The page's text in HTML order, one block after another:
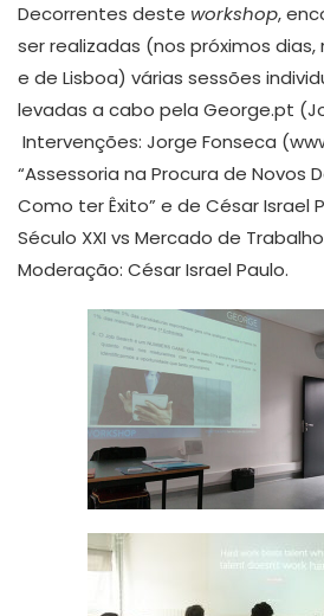
Decorrentes deste workshop,
ser realizadas (nos próximos
e de Lisboa) várias sessões
levadas a cabo pela George.pt
Intervenções: Jorge Fonseca
“Assessoria na Procura de Novos
Como ter Êxito” e de César Israel
Século XXI vs Mercado de Trabalho
Moderação: César Israel Paulo.